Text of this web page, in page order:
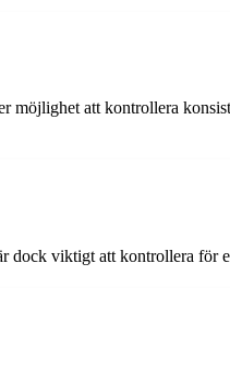
att kontrollera
dock viktigt att kontrollera för